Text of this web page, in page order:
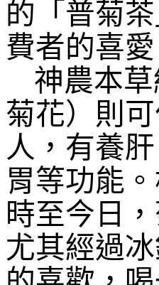
的「普菊
費者的喜愛
神農本
菊花）則
人，有養
胃等功能
時至今日
尤其經過